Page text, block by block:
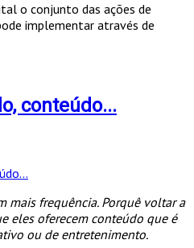
o conjunto das ações de
implementar através de
conteúdo...
mais frequência. Porquê voltar a
eles oferecem conteúdo que é
ou de entretenimento.